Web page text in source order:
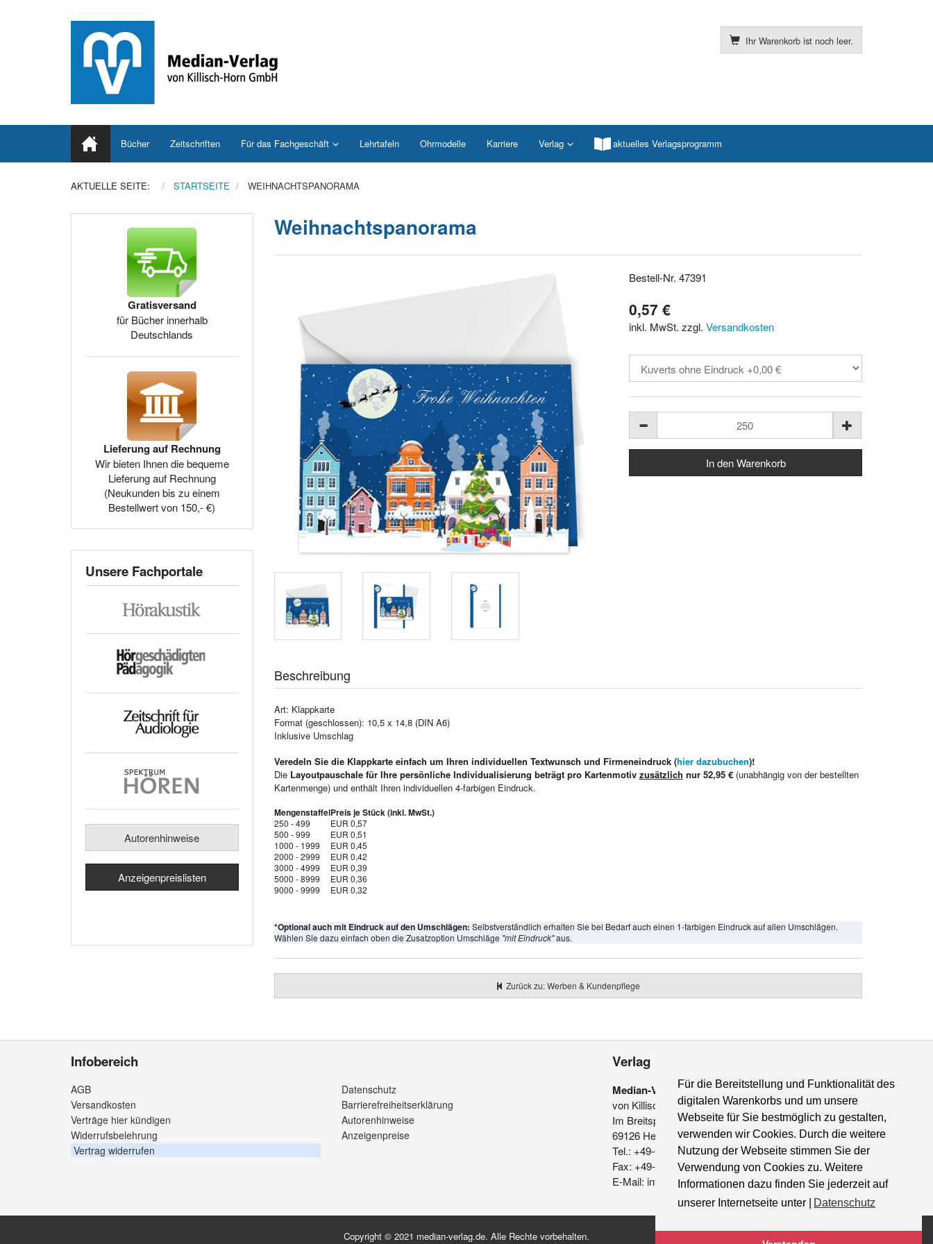
Für die Bereitstellung und Funktionalität des
digitalen Warenkorbs und um unsere
Webseite für Sie bestmöglich zu gestalten,
verwenden wir Cookies. Durch die weitere
Nutzung der Webseite stimmen Sie der
Verwendung von Cookies zu. Weitere
Informationen dazu finden Sie jederzeit auf
unserer Internetseite unter |
Datenschutz
Ihr Warenkorb ist noch leer.
Bücher Zeitschriften Für das Fachgeschäft Lehrtafeln Ohrmodelle Karriere Verlag aktuelles Verlagsprogramm
AKTUELLE SEITE: STARTSEITE WEIHNACHTSPANORAMA
Weihnachtspanorama
Bestell-Nr. 47391
0,57 €
inkl. MwSt. zzgl.Versandkosten
Beschreibung
Art: Klappkarte
Format (geschlossen): 10,5 x 14,8 (DIN A6)
Inklusive Umschlag
Veredeln Sie die Klappkarte einfach um Ihren individuellen Textwunsch und Firmeneindruck (hier dazubuchen)!
Die Layoutpauschale für Ihre persönliche Individualisierung beträgt pro Kartenmotiv zusätzlich nur 52,95 €(unabhängig von der bestellten
Kartenmenge) und enthält Ihren individuellen 4-farbigen Eindruck.
MengenstaffelPreis je Stück (inkl. MwSt.)
250 - 499
EUR 0,57
500 - 999
EUR 0,51
1000 - 1999
EUR 0,45
2000 - 2999
EUR 0,42
3000 - 4999
EUR 0,39
5000 - 8999
EUR 0,36
9000 - 9999
EUR 0,32
*Optional auch mit Eindruck auf den Umschlägen: Selbstverständlich erhalten Sie bei Bedarf auch einen 1-farbigen Eindruck auf allen Umschlägen.
Wählen Sie dazu einfach oben die Zusatzoption Umschläge "mit Eindruck"aus.
Zurück zu: Werben & Kundenpflege
Gratisversand
für Bücher innerhalb
Deutschlands
Lieferung auf Rechnung
Wir bieten Ihnen die bequeme
Lieferung auf Rechnung
(Neukunden bis zu einem
Bestellwert von 150,- €)
Unsere Fachportale
Autorenhinweise
Anzeigenpreislisten
Infobereich
AGB
Versandkosten
Verträge hier kündigen
Widerrufsbelehrung
Vertrag widerrufen
Datenschutz
Barrierefreiheitserklärung
Autorenhinweise
Anzeigenpreise
Verlag
Median-Verlag
von Killisch-Horn GmbH
Im Breitspiel 11 a
69126 Heidelberg
Tel.: +49-6221-90 509-0
Fax: +49-6221-90 509-20
E-Mail: info@median-verlag.de
Copyright © 2021 median-verlag.de. Alle Rechte vorbehalten.